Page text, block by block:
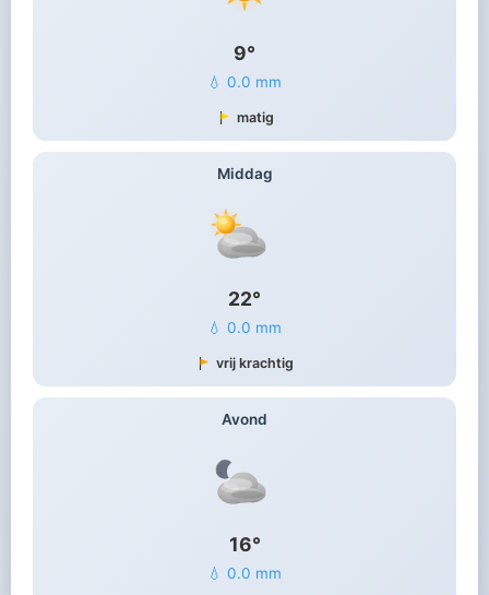
9°
💧 0.0 mm
matig
Middag
22°
💧 0.0 mm
vrij krachtig
Avond
16°
💧 0.0 mm